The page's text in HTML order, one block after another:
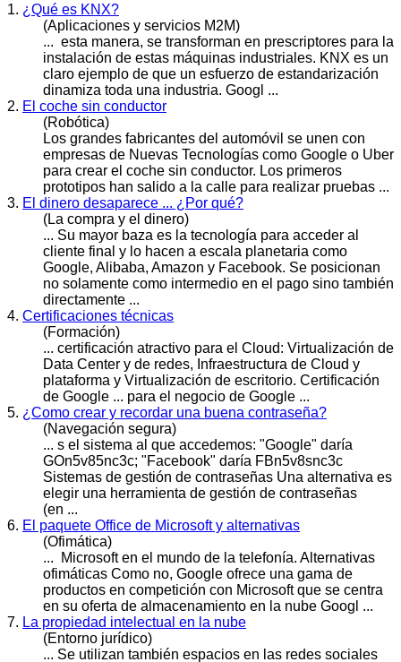
1. ¿Qué es KNX?
(Aplicaciones y servicios M2M)
... esta manera, se transforman en prescriptores para la
instalación de estas máquinas industriales. KNX es un
claro ejemplo de que un esfuerzo de estandarización
dinamiza toda una industria. Googl ...
2. El coche sin conductor
(Robótica)
Los grandes fabricantes del automóvil se unen con
empresas de Nuevas Tecnologías como Google o Uber
para crear el coche sin conductor. Los primeros
prototipos han salido a la calle para realizar pruebas ...
3. El dinero desaparece ... ¿Por qué?
(La compra y el dinero)
... Su mayor baza es la tecnología para acceder al
cliente final y lo hacen a escala planetaria como
Google, Alibaba, Amazon y Facebook. Se posicionan
no solamente como intermedio en el pago sino también
directamente ...
4. Certificaciones técnicas
(Formación)
... certificación atractivo para el Cloud: Virtualización de
Data Center y de redes, Infraestructura de Cloud y
plataforma y Virtualización de escritorio. Certificación
de Google ... para el negocio de Google ...
5. ¿Como crear y recordar una buena contraseña?
(Navegación segura)
... s el sistema al que accedemos: "Googl e" daría
GOn5v85nc3c; "Facebook" daría FBn5v8snc3c
Sistemas de gestión de contraseñas Una alternativa es
elegir una herramienta de gestión de contraseñas
(en ...
6. El paquete Office de Microsoft y alternativas
(Ofimática)
... Microsoft en el mundo de la telefonía. Alternativas
ofimáticas Como no, Google ofrece una gama de
productos en competición con Microsoft que se centra
en su oferta de almacenamiento en la nube Googl ...
7. La propiedad intelectual en la nube
(Entorno jurídico)
... Se utilizan también espacios en las redes sociales